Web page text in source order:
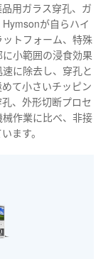
用ガラス穿孔、ガ
が自らハイ
トフォーム、特殊
小範囲の浸食効果
に除去し、穿孔と
て小さいチッピン
、外形切断プロセ
作業に比べ、非接
ます。